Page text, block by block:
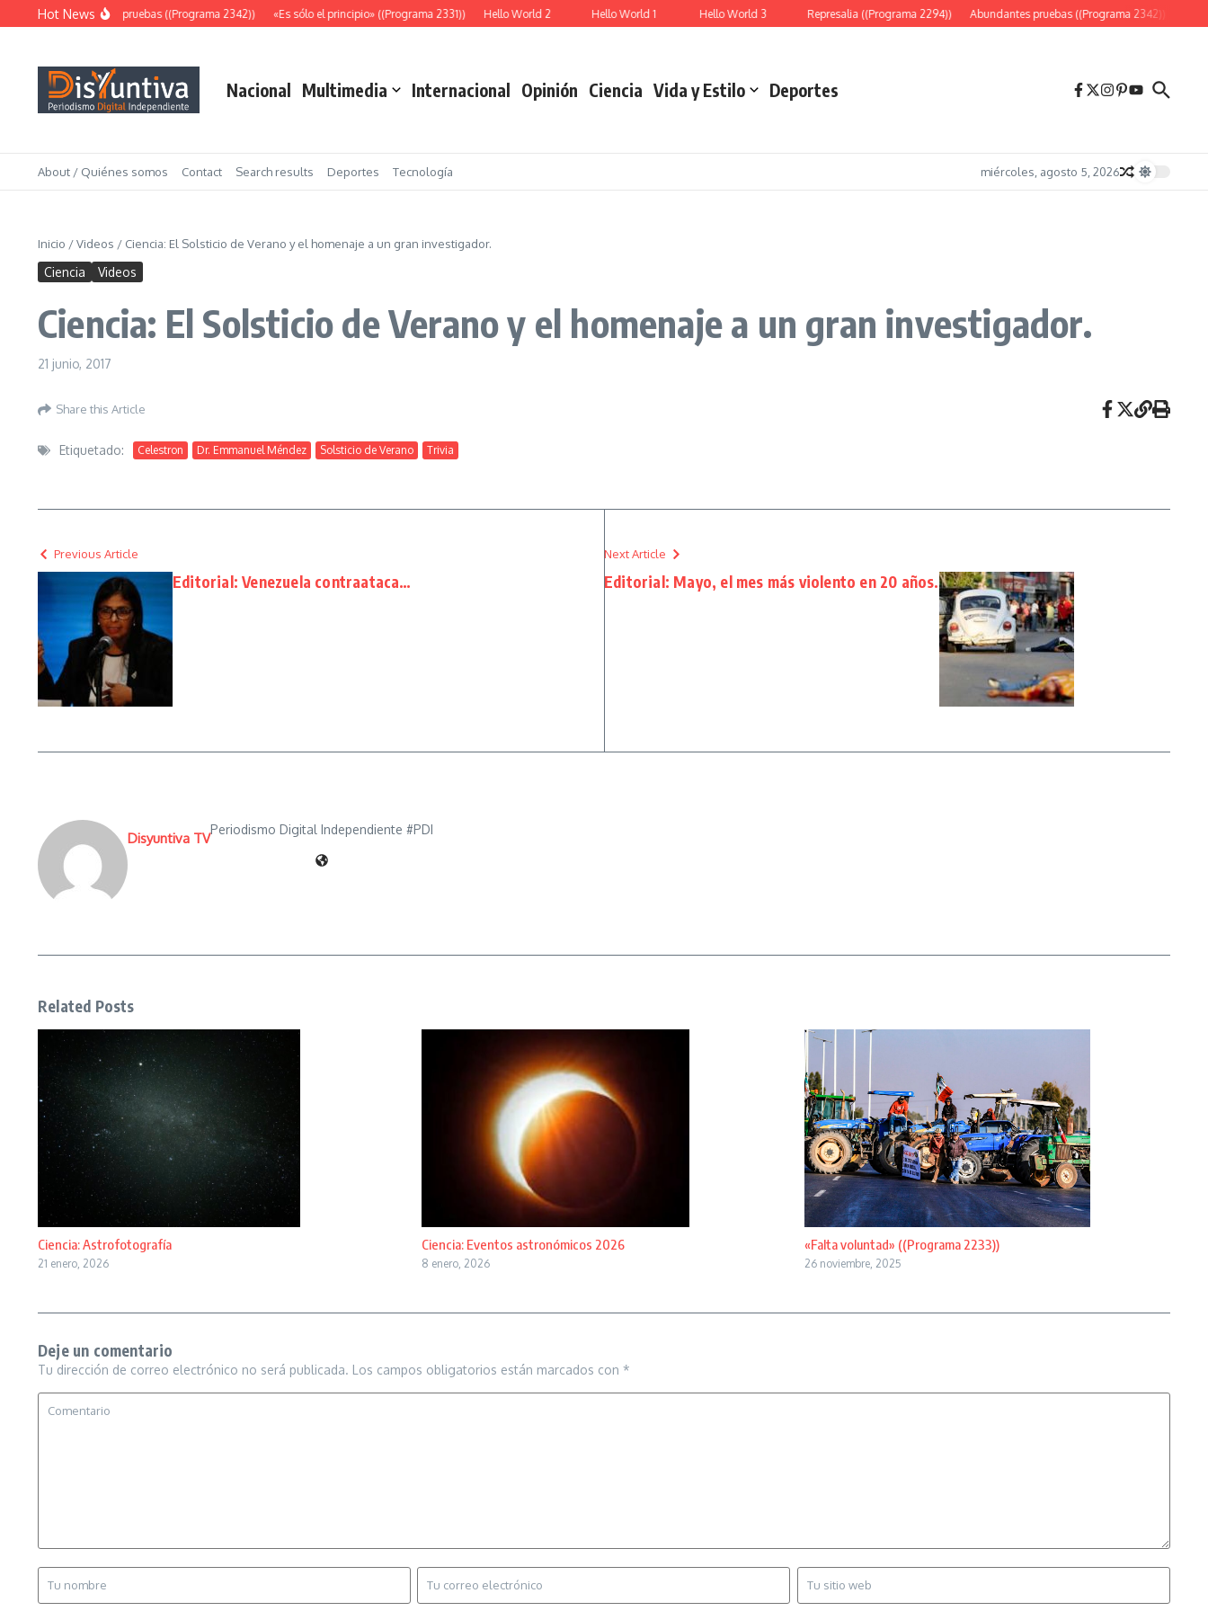
Saltar al contenido
Hot News
Abundantes pruebas ((Programa 2342)) «Es sólo el principio» ((Programa 2331)) Hello World 2 Hello World 1 Hello World 3 Represalia ((Programa 2294)) Abundantes pruebas ((Programa 2342))
Nacional Multimedia Internacional Opinión Ciencia Vida y Estilo Deportes
About / Quiénes somos Contact Search results Deportes Tecnología miércoles, agosto 5, 2026
Inicio /Videos / Ciencia: El Solsticio de Verano y el homenaje a un gran investigador.
Ciencia Videos
Ciencia: El Solsticio de Verano y el homenaje a un gran investigador.
21 junio, 2017
Share this Article
Etiquetado: Celestron Dr. Emmanuel Méndez Solsticio de Verano Trivia
Previous Article
Editorial: Venezuela contraataca…
Next Article
Editorial: Mayo, el mes más violento en 20 años.
Disyuntiva TV
Periodismo Digital Independiente #PDI
Related Posts
Ciencia: Astrofotografía
21 enero, 2026
Ciencia: Eventos astronómicos 2026
8 enero, 2026
«Falta voluntad» ((Programa 2233))
26 noviembre, 2025
Deje un comentario
Tu dirección de correo electrónico no será publicada. Los campos obligatorios están marcados con *